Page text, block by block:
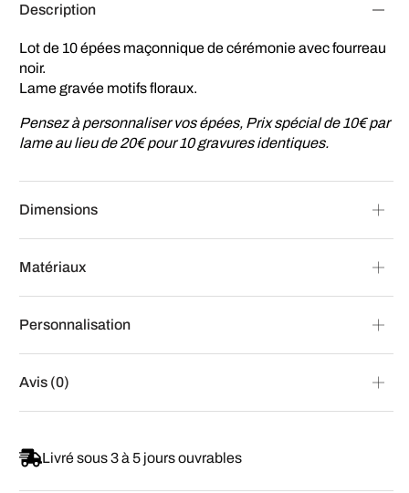
Description
Lot de 10 épées maçonnique de cérémonie avec fourreau
noir.
Lame gravée motifs floraux.
Pensez à personnaliser vos épées, Prix spécial de 10€ par
lame au lieu de 20€ pour 10 gravures identiques.
Dimensions
Matériaux
Personnalisation
Avis (0)
Livré sous 3 à 5 jours ouvrables